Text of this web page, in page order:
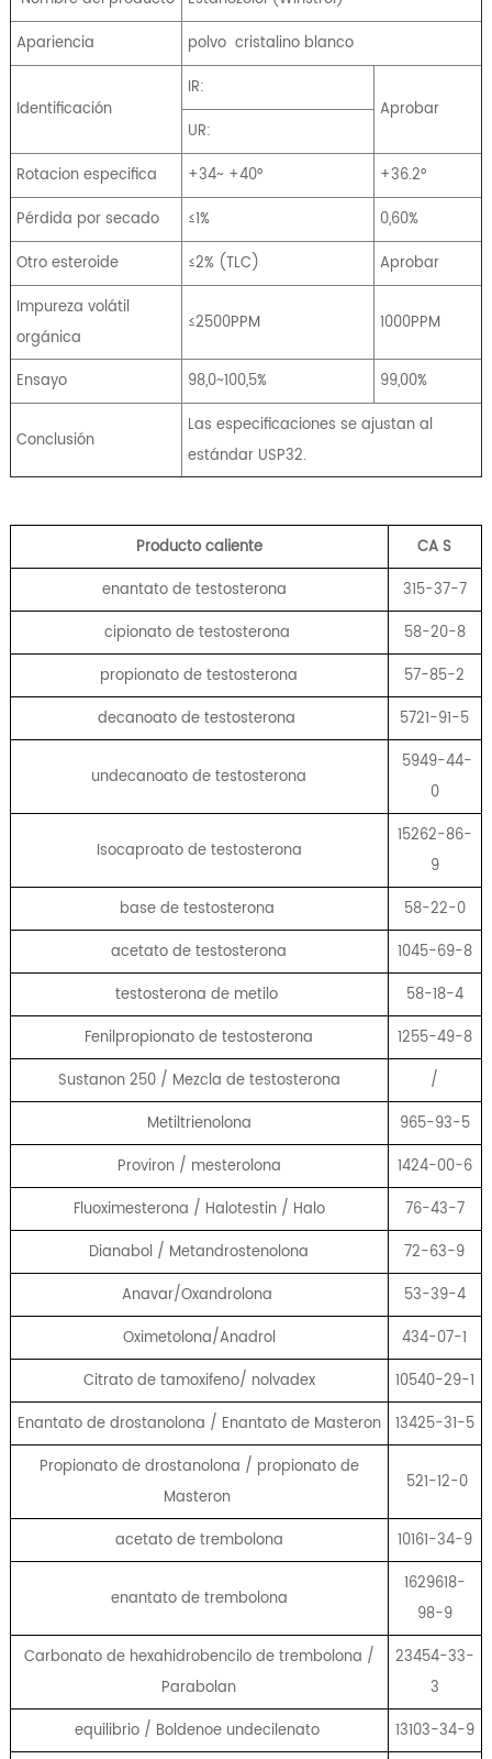
Apariencia
polvo cristalino blanco
Identificación
IR:
Aprobar
UR:
Rotacion especifica
+34~ +40°
+36.2°
Pérdida por secado
≤1%
0,60%
Otro esteroide
≤2% (TLC)
Aprobar
Impureza volátil
orgánica
≤2500PPM 1000PPM
Ensayo 98,0~100,5% 99,00%
Conclusión
Las especificaciones se ajustan al
estándar USP32.
Producto caliente CAS
enantato de testosterona
315-37-7
cipionato de testosterona
58-20-8
propionato de testosterona
57-85-2
decanoato de testosterona
5721-91-5
undecanoato de testosterona
5949-44-
0
Isocaproato de testosterona
15262-86-
9
base de testosterona
58-22-0
acetato de testosterona
1045-69-8
testosterona de metilo
58-18-4
Fenilpropionato de testosterona
1255-49-8
Sustanon 250 / Mezcla de testosterona
/
Metiltrienolona
965-93-5
Proviron / mesterolona
1424-00-6
Fluoximesterona / Halotestin / Halo
76-43-7
Dianabol / Metandrostenolona
72-63-9
Anavar/Oxandrolona
53-39-4
Oximetolona/Anadrol
434-07-1
Citrato de tamoxifeno/ nolvadex
10540-29-1
Enantato de drostanolona / Enantato de Masteron 13425-31-5
Propionato de drostanolona / propionato de
Masteron
521-12-0
acetato de trembolona 10161-34-9
enantato de trembolona
1629618-
98-9
Carbonato de hexahidrobencilo de trembolona /
Parabolan
23454-33-
3
equilibrio / Boldenoe undecilenato
13103-34-9